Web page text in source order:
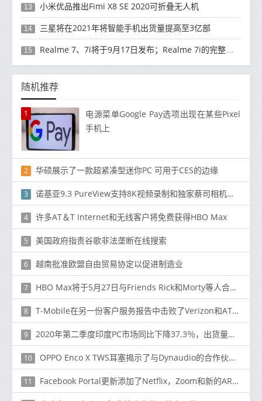
13 小米优品推出Fimi X8 SE 2020可折叠无人机
14 三星将在2021年将智能手机出货量提高至3亿部
15 Realme 7、7i将于9月17日发布；Realme 7i的完整规格并导致泄漏
随机推荐
1
电源菜单Google Pay选项出现在某些Pixel
手机上
2 华硕展示了一款超紧凑型迷你PC 可用于CES的边缘
3 诺基亚9.3 PureView支持8K视频录制和独家蔡司相机效果：报告
4 许多AT＆T Internet和无线客户将免费获得HBO Max
5 美国政府指责谷歌非法垄断在线搜索
6 越南批准欧盟自由贸易协定以促进制造业
7 HBO Max将于5月27日与Friends Rick和Morty等人合作推出
8 T-Mobile在另一份客户服务报告中击败了Verizon和AT＆T
9 2020年第二季度印度PC市场同比下降37.3％，出货量为210万台
10 OPPO Enco X TWS耳塞揭示了与Dynaudio的合作伙伴关系
11 Facebook Portal更新添加了Netflix，Zoom和新的AR故事